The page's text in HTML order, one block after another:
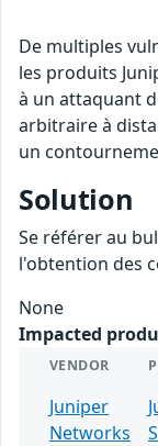
De multiples
les produits
à un attaquant
arbitraire à
un
Solution
Se référer au
l'obtention des
None
Impacted
VENDOR
Juniper
Networks